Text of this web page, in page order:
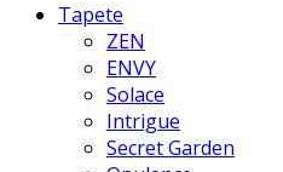
Tapete
ZEN
ENVY
Solace
Intrigue
Secret Garden